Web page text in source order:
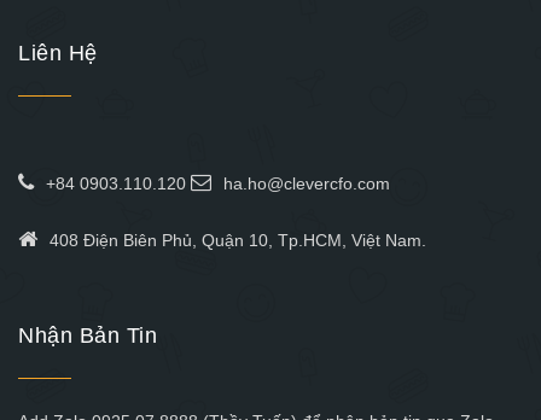
Liên Hệ
+84 0903.110.120 ha.ho@clevercfo.com
408 Điện Biên Phủ, Quận 10, Tp.HCM, Việt Nam.
Nhận Bản Tin